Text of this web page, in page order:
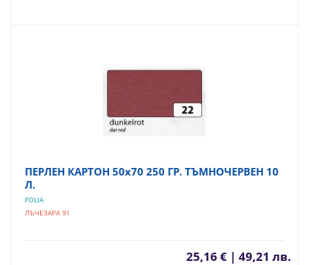
ПЕРЛЕН КАРТОН 50х70 250 ГР. ТЪМНОЧЕРВЕН 10
Л.
FOLIA
ЛЪЧЕЗАРА 91
25,16 € | 49,21 лв.